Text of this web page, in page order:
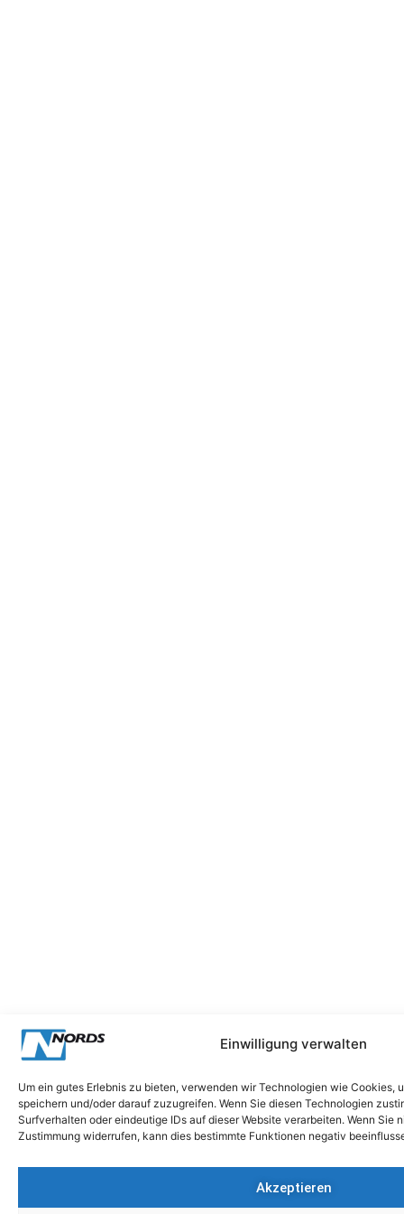
Einwilligung verwalten
Um ein gutes Erlebnis zu bieten, verwenden wir Technologien wie Cookies,
speichern und/oder darauf zuzugreifen. Wenn Sie diesen Technologien
Surfverhalten oder eindeutige IDs auf dieser Website verarbeiten. Wenn Sie
Zustimmung widerrufen, kann dies bestimmte Funktionen negativ
Akzeptieren